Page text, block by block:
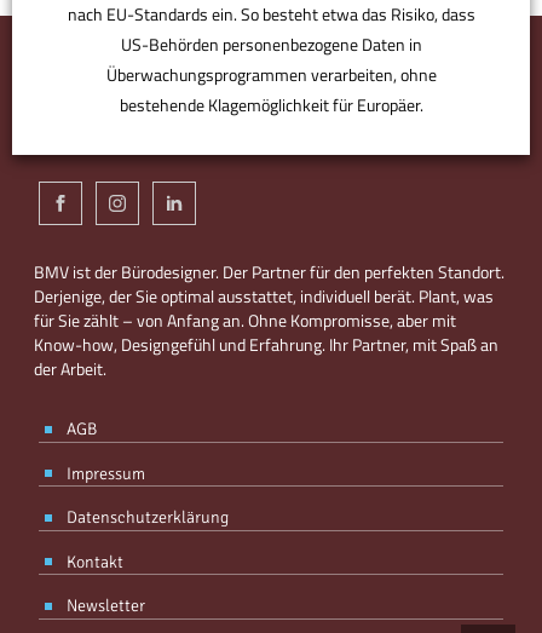
BMV ist der Bürodesigner. Der Partner für den perfekten Standort.
Derjenige, der Sie optimal ausstattet, individuell berät. Plant, was
für Sie zählt – von Anfang an. Ohne Kompromisse, aber mit
Know-how, Designgefühl und Erfahrung. Ihr Partner, mit Spaß an
der Arbeit.
AGB
Impressum
Datenschutzerklärung
Kontakt
Newsletter
nach EU-Standards ein. So besteht etwa das Risiko, dass
US-Behörden personenbezogene Daten in
Überwachungsprogrammen verarbeiten, ohne
bestehende Klagemöglichkeit für Europäer.
ANPASSEN